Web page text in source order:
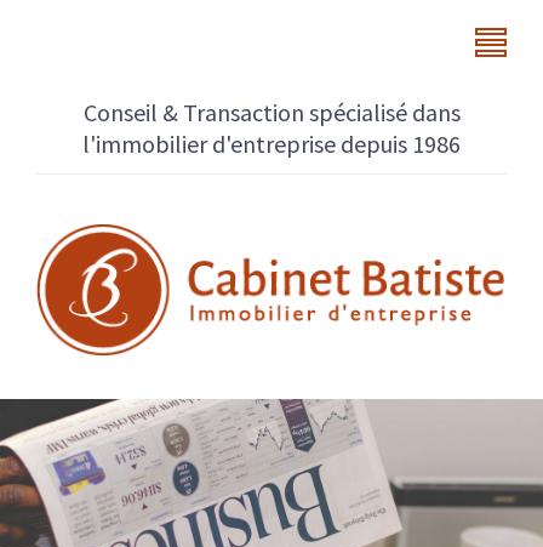
Conseil & Transaction spécialisé dans
l'immobilier d'entreprise depuis 1986